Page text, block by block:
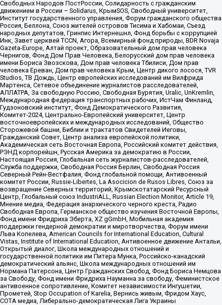
Свободных Народов ПостРоссии, Солидарность с гражданским
движением в России – Solidarus, КрымSOS, Свободный университет,
Институт государственного управления, Форум гражданского общества
Россия, Беллона, Союз жителей островов Тисима и Хабомаи, Съезд
народных депутатов, Гринпис Интернешнл, Фонд борьбы с коррупцией
Инк, Завет церквей TCCN, Агора, Всемирный фонд природы, BDR Novaja
Gazeta-Europe, Алтай проект, Образовательный дом прав человека
Чернигов, Фонд Дом Прав Человека, Белорусский дом прав человека
имени Бориса Звозскова, Дом прав человека Тбилиси, Дом прав
человека Ереван, Дом прав человека Крым, Центр дикого лосося, TVR
Studios, ТВ Дождь, Центр европейских исследований им Вилфрида
Мартенса, Сетевое объединение журналистов расследователей,
АЛЛАТРА, За свободную Россию, Свободная Бурятия, Uralic, UnKremlin,
Международная федерация транспортных рабочих, ИстЧам Финланд,
Гудзоновский институт, Фонд Демократического Развития,
Комитет-2024, Центрально-Европейский университет, Центр
восточноевропейских и международных исследований, Общество
Сторожевой башни, Библии и трактатов Свидетелей Иеговы,
Гражданский Совет, Центр анализа европейской политики,
Академическая сеть Восточная Европа, Российский комитет действия,
РЭНД корпорейшн, Русская Америка за демократию в России,
Настоящая Россия, Глобальная сеть журналистов-расследователей,
Служба поддержки, Свободная Россия Берлин, Свободная Россия
Северный Рейн-Вестфалия, Фонд глобальной помощи, Антивоенный
комитет России, Russie-Libertes, La Asocicion de Rusos Libres, Союз за
возвращение Северных территорий, Крымскотатарский Ресурсный
Центр, Глобальный союз IndustriALL, Russian Election Monitor, Article 19,
Мнение медиа, Федерация анархического черного креста, Радио
Свободная Европа, Германское общество изучения Восточной Европы,
Фонд имени Фридриха Эберта, XZ gGmbH, Мобильная академия
поддержки гендерной демократии и миротворчества, Форум имени
Льва Копелева, American Councils for International Education, Cultural
Vistas, Institute of International Education, Антивоенное движение Антальи,
Открытый диалог, Школа международных отношений и
государственной политики им Питера Мунка, Российско-канадский
демократический альянс, Школа международных отношений им
Нормана Патерсона, Центр Гражданских Свобод, Фонд Бориса Немцова
за Свободу, Фонд имени Фридриха Науманна за свободу, Феминистское
антивоенное сопротивление, Комитет независимости Ингушетии,
Прометей, Stop Occupation of Karelia, Вернись живым, Фридом Хаус,
СОТА медиа, Либерально-демократическая Лига Украины